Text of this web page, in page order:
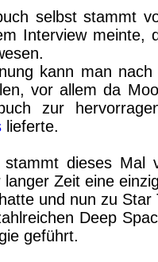
selbst stammt
Interview meinte,
kann man
vor allem da
zur
lieferte.
stammt dieses Mal
langer Zeit eine
und nun zu
Deep
geführt.